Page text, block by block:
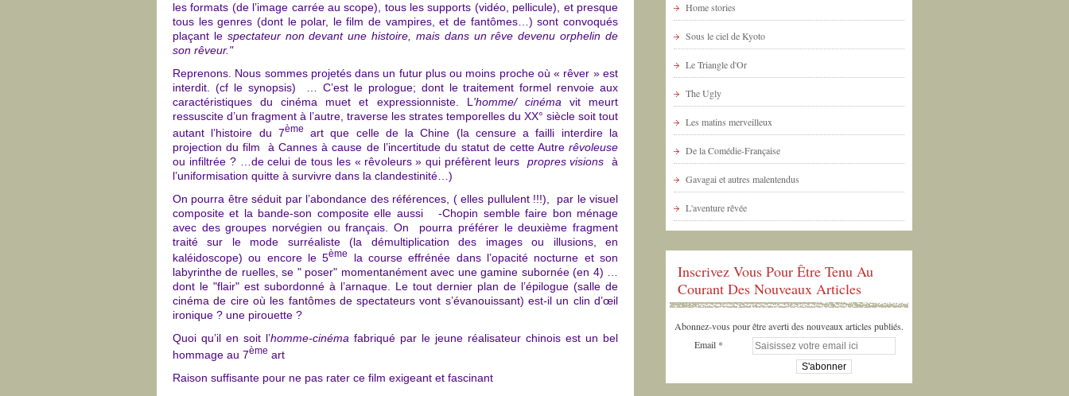
les formats (de l’image carrée au scope), tous les supports (vidéo, pellicule), et presque
tous les genres (dont le polar, le film de vampires, et de fantômes…) sont convoqués
plaçant le spectateur non devant une histoire, mais dans un rêve devenu orphelin de
son rêveur."
Reprenons. Nous sommes projetés dans un futur plus ou moins proche où « rêver » est
interdit. (cf le synopsis) … C’est le prologue; dont le traitement formel renvoie aux
caractéristiques du cinéma muet et expressionniste. L 'homme/ cinéma vit meurt
ressuscite d’un fragment à l’autre, traverse les strates temporelles du XX° siècle soit tout
autant l’histoire du 7ème
art que celle de la Chine (la censure a failli interdire la
projection du film à Cannes à cause de l’incertitude du statut de cette Autre rêvoleuse
ou infiltrée ? …de celui de tous les « rêvoleurs » qui préfèrent leurs propres visions à
l’uniformisation quitte à survivre dans la clandestinité…)
On pourra être séduit par l’abondance des références, ( elles pullulent !!!), par le visuel
composite et la bande-son composite elle aussi -Chopin semble faire bon ménage
avec des groupes norvégien ou français. On pourra préférer le deuxième fragment
traité sur le mode surréaliste (la démultiplication des images ou illusions, en
kaléidoscope) ou encore le 5ème
la course effrénée dans l’opacité nocturne et son
labyrinthe de ruelles, se " poser" momentanément avec une gamine subornée (en 4) …
dont le "flair" est subordonné à l’arnaque. Le tout dernier plan de l’épilogue (salle de
cinéma de cire où les fantômes de spectateurs vont s’évanouissant) est-il un clin d’œil
ironique ? une pirouette ?
Quoi qu’il en soit l’homme-cinéma fabriqué par le jeune réalisateur chinois est un bel
hommage au 7ème art
Raison suffisante pour ne pas rater ce film exigeant et fascinant
Home stories
Sous le ciel de Kyoto
Le Triangle d'Or
The Ugly
Les matins merveilleux
De la Comédie-Française
Gavagai et autres malentendus
L'aventure rêvée
Inscrivez Vous Pour Être Tenu Au
Courant Des Nouveaux Articles
Abonnez-vous pour être averti des nouveaux articles publiés.
Email